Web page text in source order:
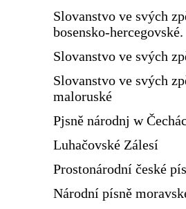
Slovanstvo ve svých
bosensko-hercegovské.
Slovanstvo ve svých
Slovanstvo ve svých
maloruské
Pjsně národnj w
Luhačovské Zálesí
Prostonárodní české
Národní písně